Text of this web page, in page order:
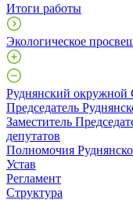
Итоги работы
Экологическое
Руднянский окружной
Председатель
Заместитель
депутатов
Полномочия
Устав
Регламент
Структура